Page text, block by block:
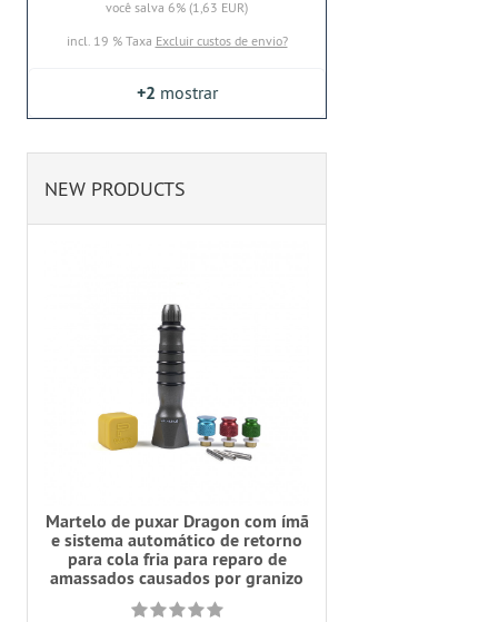
você salva 6% (1,63 EUR)
incl. 19 % Taxa Excluir custos de envio?
+2 mostrar
NEW PRODUCTS
Martelo de puxar Dragon com ímã
e sistema automático de retorno
para cola fria para reparo de
amassados causados por granizo